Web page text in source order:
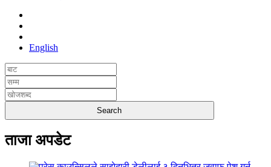
English
ताजा अपडेट